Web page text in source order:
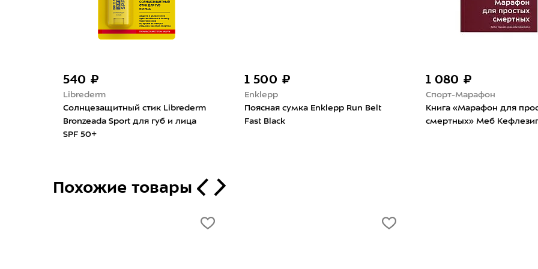
1 500 ₽
Enklepp
Поясная сумка Enklepp Run Belt
Fast Black
1 080 ₽
Спорт-Марафон
Книга «Марафон для простых
смертных» Меб Кефлезиги
4 290 ₽
Buff
Кепка Buff Speed Cap
Похожие товары